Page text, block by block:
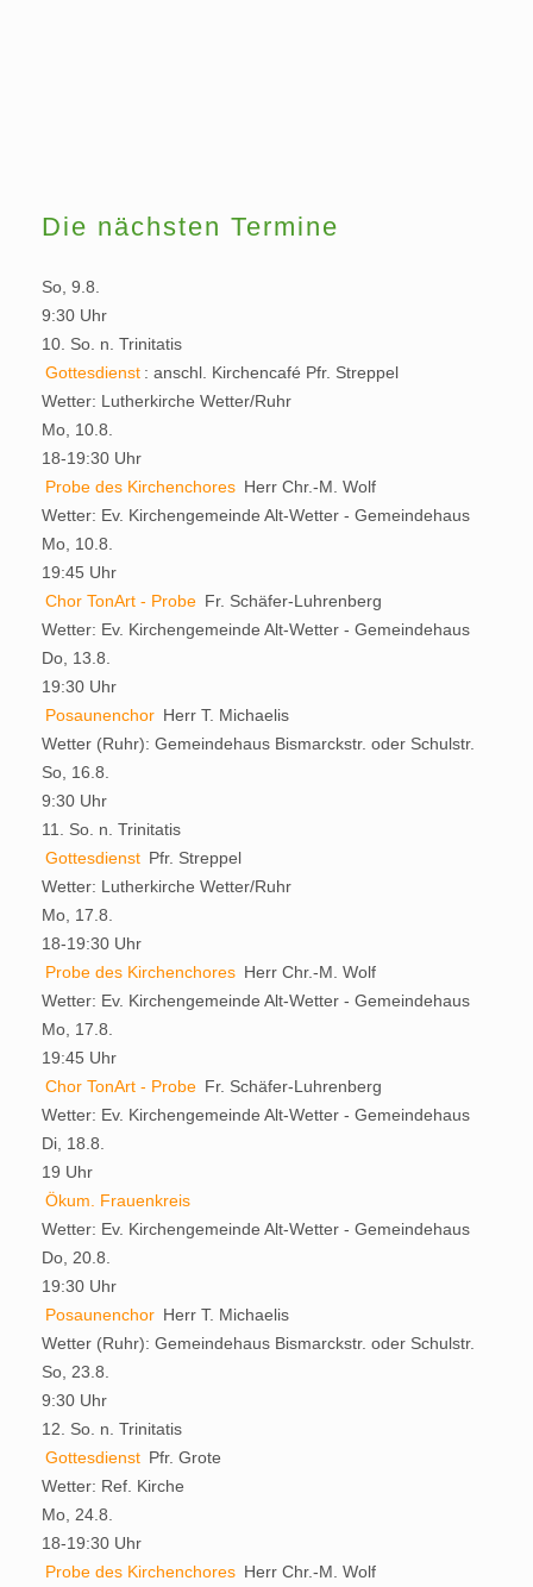
Die nächsten Termine
So, 9.8.
9:30 Uhr
10. So. n. Trinitatis
Gottesdienst : anschl. Kirchencafé Pfr. Streppel
Wetter: Lutherkirche Wetter/Ruhr
Mo, 10.8.
18-19:30 Uhr
Probe des Kirchenchores Herr Chr.-M. Wolf
Wetter: Ev. Kirchengemeinde Alt-Wetter - Gemeindehaus
Mo, 10.8.
19:45 Uhr
Chor TonArt - Probe Fr. Schäfer-Luhrenberg
Wetter: Ev. Kirchengemeinde Alt-Wetter - Gemeindehaus
Do, 13.8.
19:30 Uhr
Posaunenchor Herr T. Michaelis
Wetter (Ruhr): Gemeindehaus Bismarckstr. oder Schulstr.
So, 16.8.
9:30 Uhr
11. So. n. Trinitatis
Gottesdienst Pfr. Streppel
Wetter: Lutherkirche Wetter/Ruhr
Mo, 17.8.
18-19:30 Uhr
Probe des Kirchenchores Herr Chr.-M. Wolf
Wetter: Ev. Kirchengemeinde Alt-Wetter - Gemeindehaus
Mo, 17.8.
19:45 Uhr
Chor TonArt - Probe Fr. Schäfer-Luhrenberg
Wetter: Ev. Kirchengemeinde Alt-Wetter - Gemeindehaus
Di, 18.8.
19 Uhr
Ökum. Frauenkreis
Wetter: Ev. Kirchengemeinde Alt-Wetter - Gemeindehaus
Do, 20.8.
19:30 Uhr
Posaunenchor Herr T. Michaelis
Wetter (Ruhr): Gemeindehaus Bismarckstr. oder Schulstr.
So, 23.8.
9:30 Uhr
12. So. n. Trinitatis
Gottesdienst Pfr. Grote
Wetter: Ref. Kirche
Mo, 24.8.
18-19:30 Uhr
Probe des Kirchenchores Herr Chr.-M. Wolf